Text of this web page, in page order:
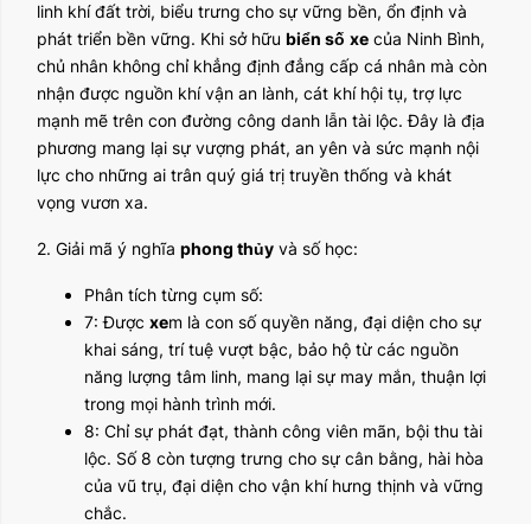
linh khí đất trời, biểu trưng cho sự vững bền, ổn định và
phát triển bền vững. Khi sở hữu biển số xe của Ninh Bình,
chủ nhân không chỉ khẳng định đẳng cấp cá nhân mà còn
nhận được nguồn khí vận an lành, cát khí hội tụ, trợ lực
mạnh mẽ trên con đường công danh lẫn tài lộc. Đây là địa
phương mang lại sự vượng phát, an yên và sức mạnh nội
lực cho những ai trân quý giá trị truyền thống và khát
vọng vươn xa.
2. Giải mã ý nghĩa phong thủy và số học:
Phân tích từng cụm số:
7: Được xem là con số quyền năng, đại diện cho sự
khai sáng, trí tuệ vượt bậc, bảo hộ từ các nguồn
năng lượng tâm linh, mang lại sự may mắn, thuận lợi
trong mọi hành trình mới.
8: Chỉ sự phát đạt, thành công viên mãn, bội thu tài
lộc. Số 8 còn tượng trưng cho sự cân bằng, hài hòa
của vũ trụ, đại diện cho vận khí hưng thịnh và vững
chắc.